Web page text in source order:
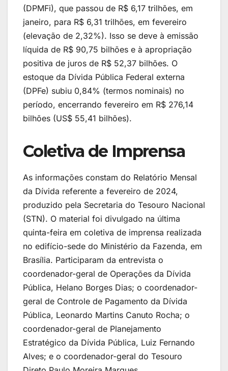
(DPMFi), que passou de R$ 6,17 trilhões, em
janeiro, para R$ 6,31 trilhões, em fevereiro
(elevação de 2,32%). Isso se deve à emissão
líquida de R$ 90,75 bilhões e à apropriação
positiva de juros de R$ 52,37 bilhões. O
estoque da Dívida Pública Federal externa
(DPFe) subiu 0,84% (termos nominais) no
período, encerrando fevereiro em R$ 276,14
bilhões (US$ 55,41 bilhões).
Coletiva de Imprensa
As informações constam do Relatório Mensal
da Dívida referente a fevereiro de 2024,
produzido pela Secretaria do Tesouro Nacional
(STN). O material foi divulgado na última
quinta-feira em coletiva de imprensa realizada
no edifício-sede do Ministério da Fazenda, em
Brasília. Participaram da entrevista o
coordenador-geral de Operações da Dívida
Pública, Helano Borges Dias; o coordenador-
geral de Controle de Pagamento da Dívida
Pública, Leonardo Martins Canuto Rocha; o
coordenador-geral de Planejamento
Estratégico da Dívida Pública, Luiz Fernando
Alves; e o coordenador-geral do Tesouro